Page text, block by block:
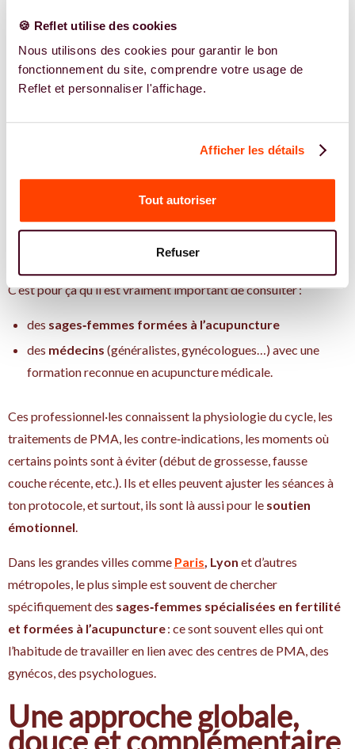
🍪 Reflet utilise des cookies
Nous utilisons des cookies pour garantir le bon
fonctionnement du site, comprendre votre usage de
Reflet et personnaliser l'affichage.
Afficher les détails
Tout autoriser
Refuser
son alimentation pour
adopter une alimentation pro fertilité,
points très importants
important de consulter
une sage‑femme ou un
médecin formé·e ?
Quand il s’agit de fertilité, l’acupuncture ne doit pas être
C’est pour ça qu’il est vraiment important de consulter :
des sages‑femmes formées à l’acupuncture
des médecins (généralistes, gynécologues…) avec une
formation reconnue en acupuncture médicale.
Ces professionnel·les connaissent la physiologie du cycle, les
traitements de PMA, les contre‑indications, les moments où
certains points sont à éviter (début de grossesse, fausse
couche récente, etc.). Ils et elles peuvent ajuster les séances à
ton protocole, et surtout, ils sont là aussi pour le soutien
émotionnel
Dans les grandes villes comme Paris , Lyon et d’autres
métropoles, le plus simple est souvent de chercher
spécifiquement des sages‑femmes spécialisées en fertilité
et formées à l’acupuncture: ce sont souvent elles qui ont
l’habitude de travailler en lien avec des centres de PMA, des
gynécos, des psychologues.
Une approche globale,
douce et complémentaire